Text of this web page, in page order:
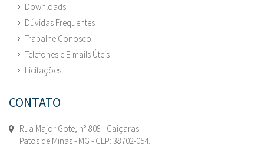
Downloads
Dúvidas Frequentes
Trabalhe Conosco
Telefones e E-mails Úteis
Licitações
CONTATO
Rua Major Gote, n° 808 - Caiçaras
Patos de Minas - MG - CEP: 38702-054.